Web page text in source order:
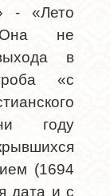
- «Лето
не
в
«с
году
(1694
дата и с